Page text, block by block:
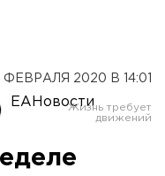
ФЕВРАЛЯ 2020 В 14:01
ЕАНовости